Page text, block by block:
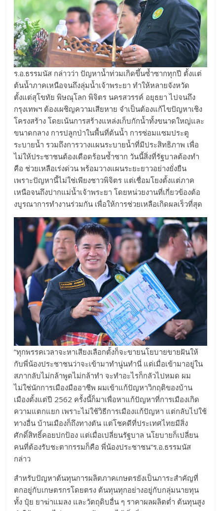
ร.อ.ธรรมนัส กล่าวว่า ปัญหาน้ำท่วมเกิดขึ้นซ้ำซากทุกปี ตั้งแต่
ต้นน้ำภาคเหนือจนถึงลุ่มน้ำเจ้าพระยา ทำให้หลายจังหวัด
ตั้งแต่สุโขทัย พิษณุโลก พิจิตร นครสวรรค์ อยุธยา ไปจนถึง
กรุงเทพฯ ต้องเผชิญความเสียหาย จำเป็นต้องแก้ไขปัญหาเชิง
โครงสร้าง โดยเน้นการสร้างแหล่งเก็บกักน้ำทั้งขนาดใหญ่และ
ขนาดกลาง การปลูกป่าในพื้นที่ต้นน้ำ การซ่อมแซมประตู
ระบายน้ำ รวมถึงการวางแผนระบายน้ำที่มีประสิทธิภาพ เพื่อ
ไม่ให้ประชาชนต้องเดือดร้อนซ้ำซาก วันนี้สิ่งที่รัฐบาลต้องทำ
คือ ช่วยเหลือเร่งด่วน พร้อมวางแผนระยะยาวอย่างยั่งยืน
เพราะปัญหานี้ไม่ใช่เพียงชาวพิจิตร แต่เชื่อมโยงตั้งแต่ภาค
เหนือจนถึงปากแม่น้ำเจ้าพระยา โดยหน่วยงานที่เกี่ยวข้องต้อ
งบูรณาการทำงานร่วมกัน เพื่อให้การช่วยเหลือเกิดผลเร็วที่สุด
”ทุกพรรคเวลาจะหาเสียงเลือกตั้งก็จะขายนโยบายขายฝันให้
กับพี่น้องประชาชนว่าจะเข้ามาทำนู่นทำนี่ แต่เมื่อเข้ามาอยู่ใน
สภากลับไม่กล้าพูดไม่กล้าทำ จะทำอะไรก็กลัวไปหมด ผม
ไม่ใช่นักการเมืองมืออาชีพ ผมเข้าแก้ปัญหาวิกฤติของบ้าน
เมืองตั้งแต่ปี 2562 ครั้งนี้ก็มาเพื่อหาแก้ปัญหาที่การเมืองเกิด
ความแตกแยก เพราะไม่ใช้วิธีการเมืองแก้ปัญหา แต่กลับไปใช้
ทางอื่น บ้านเมืองก็ถึงทางตัน แต่โชคดีที่ประเทศไทยมีสิ่ง
ศักดิ์สิทธิ์คอยปกป้อง แต่เมื่อเปลี่ยนรัฐบาล นโยบายก็เปลี่ยน
คนที่ต้องรับชะตากรรมก็คือ พี่น้องประชาชน“ร.อ.ธรรมนัส
กล่าว
สำหรับปัญหาต้นทุนการผลิตภาคเกษตรยังเป็นภาระสำคัญที่
ตกอยู่กับเกษตรกรโดยตรง ต้นทุนทุกอย่างอยู่กับกลุ่มนายทุน
ทั้ง ปุ๋ย ยาฆ่าแมลง และวัตถุดิบอื่น ๆ ราคาผลผลิตต่ำ ต้นทุนสูง